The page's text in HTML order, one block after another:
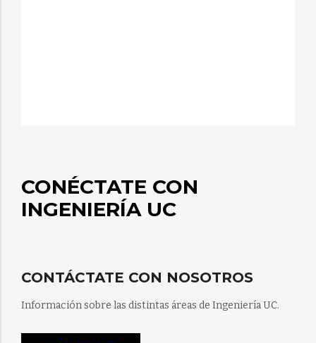
CONÉCTATE CON
INGENIERÍA UC
CONTÁCTATE CON NOSOTROS
Información sobre las distintas áreas de Ingeniería UC.